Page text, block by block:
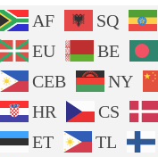
AF SQ
EU
BE
CEB
NY
HR
CS
ET
TL